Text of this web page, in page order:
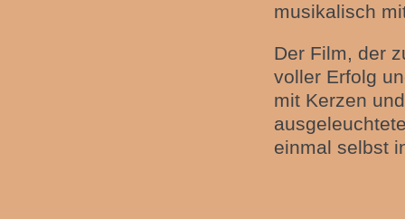
musikalisch
Der Film, der
voller Erfolg
mit Kerzen
einmal selbst